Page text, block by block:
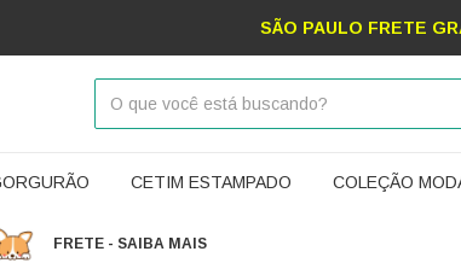
SÃO PAULO FRETE
CETIM ESTAMPADO COLEÇÃO
FRETE - SAIBA MAIS